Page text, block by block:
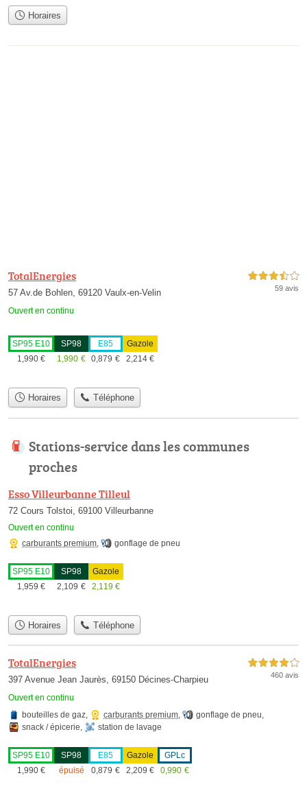
Horaires
TotalEnergies
57 Av.de Bohlen, 69120 Vaulx-en-Velin
Ouvert en continu
3,5 étoiles sur 5
59 avis
SP95 E10
1,990 €
SP98
1,990 €
E85
0,879 €
Gazole
2,214 €
Horaires Téléphone
Stations-service dans les communes
proches
Esso Villeurbanne Tilleul
72 Cours Tolstoi, 69100 Villeurbanne
Ouvert en continu
carburants premium
gonflage de pneu
SP95 E10
1,959 €
SP98
2,109 €
Gazole
2,119 €
Horaires Téléphone
TotalEnergies
397 Avenue Jean Jaurès, 69150 Décines-Charpieu
Ouvert en continu
4,0 étoiles sur 5
460 avis
bouteilles de gaz, carburants premium, gonflage de pneu,
snack / épicerie, station de lavage
SP95 E10
1,990 €
SP98
épuisé
E85
0,879 €
Gazole
2,209 €
GPLc
0,990 €